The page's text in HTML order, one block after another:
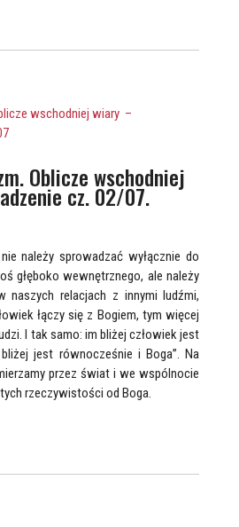
Oblicze wschodniej
cz. 02/07.
należy sprowadzać wyłącznie do
głęboko wewnętrznego, ale należy
naszych relacjach z innymi ludźmi,
łączy się z Bogiem, tym więcej
I tak samo: im bliżej człowiek jest
jest równocześnie i Boga”. Na
przez świat i we wspólnocie
rzeczywistości od Boga.